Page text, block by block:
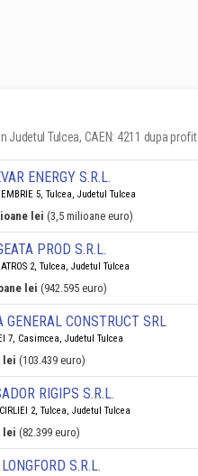
Judetul Tulcea, CAEN: 4211 dupa profit
ENERGY S.R.L.
5, Tulcea, Judetul Tulcea
lei (3,5 milioane euro)
PROD S.R.L.
2, Tulcea, Judetul Tulcea
lei (942.595 euro)
GENERAL CONSTRUCT SRL
7, Casimcea, Judetul Tulcea
lei (103.439 euro)
RIGIPS S.R.L.
2, Tulcea, Judetul Tulcea
lei (82.399 euro)
S.R.L.